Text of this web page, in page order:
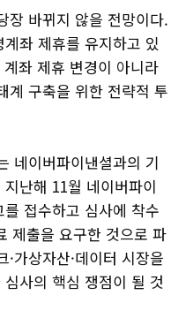
장 바뀌지 않을 전망이다.
좌 제휴를 유지하고 있
좌 제휴 변경이 아니라
계 구축을 위한 전략적 투
네이버파이낸셜과의 기
난해 11월 네이버파이
접수하고 심사에 착수
제출을 요구한 것으로 파
가상자산·데이터 시장을
사의 핵심 쟁점이 될 것